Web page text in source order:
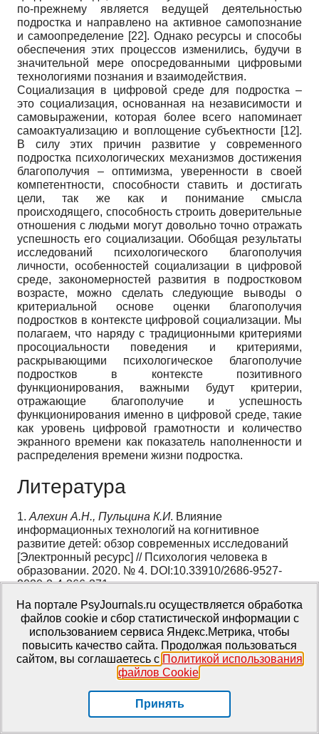
по-прежнему является ведущей деятельностью
подростка и направлено на активное самопознание
и самоопределение [22]. Однако ресурсы и способы
обеспечения этих процессов изменились, будучи в
значительной мере опосредованными цифровыми
технологиями познания и взаимодействия.
Социализация в цифровой среде для подростка –
это социализация, основанная на независимости и
самовыражении, которая более всего напоминает
самоактуализацию и воплощение субъектности [12].
В силу этих причин развитие у современного
подростка психологических механизмов достижения
благополучия – оптимизма, уверенности в своей
компетентности, способности ставить и достигать
цели, так же как и понимание смысла
происходящего, способность строить доверительные
отношения с людьми могут довольно точно отражать
успешность его социализации. Обобщая результаты
исследований психологического благополучия
личности, особенностей социализации в цифровой
среде, закономерностей развития в подростковом
возрасте, можно сделать следующие выводы о
критериальной основе оценки благополучия
подростков в контексте цифровой социализации. Мы
полагаем, что наряду с традиционными критериями
просоциальности поведения и критериями,
раскрывающими психологическое благополучие
подростков в контексте позитивного
функционирования, важными будут критерии,
отражающие благополучие и успешность
функционирования именно в цифровой среде, такие
как уровень цифровой грамотности и количество
экранного времени как показатель наполненности и
распределения времени жизни подростка.
Литература
1. Алехин А.Н., Пульцина К.И. Влияние
информационных технологий на когнитивное
развитие детей: обзор современных исследований
[Электронный ресурс] // Психология человека в
образовании. 2020. № 4. DOI:10.33910/2686-9527-
2020-2-4-366-371
2.
Антонова Н.А., Ерицян К.Ю., Цветкова Л.А.
Субъективное благополучие подростков и молодежи:
концептуализация и измерение // Известия
Российского государственного педагогического
университета им. А.И. Герцена. 2018. № 187. С. 69–
78.
Арчакова Т.О., Веракса А.Н., Зотова О.Ю.,
Перелыгина Е.Б.Субъективное благополучие у
детей: инструменты измерения и возрастная
динамика // Психологическая наука и образование.
На портале PsyJournals.ru осуществляется обработка
файлов cookie и сбор статистической информации с
использованием сервиса Яндекс.Метрика, чтобы
повысить качество сайта. Продолжая пользоваться
сайтом, вы соглашаетесь с Политикой использования
файлов Cookie.
Принять